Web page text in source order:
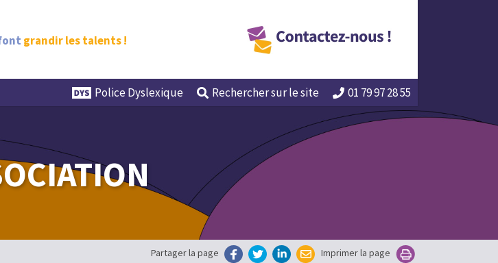
grandir les talents !
Police Dyslexique Recherchersur le site 01 79 97 28 55
Partager la page Imprimer la page